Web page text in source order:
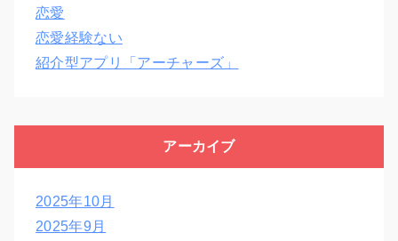
恋愛
恋愛経験ない
紹介型アプリ「アーチャーズ」
アーカイブ
2025年10月
2025年9月